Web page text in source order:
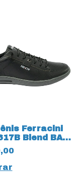
Ferracini
Blend BA
natural com
Fake 15202